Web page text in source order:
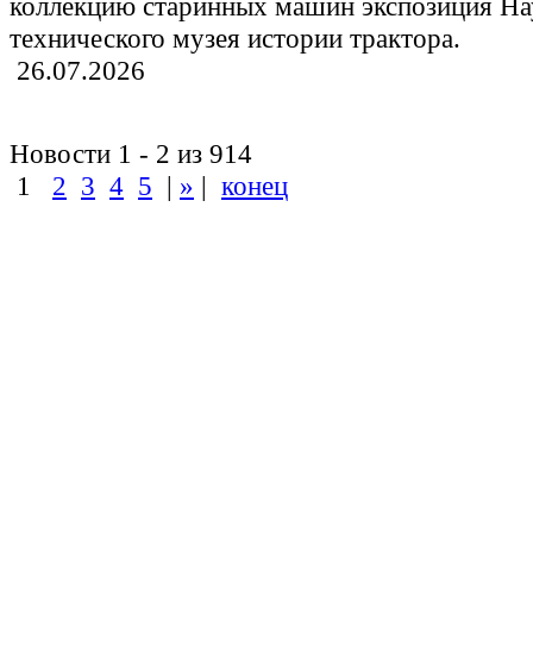
технического музея истории трактора.
26.07.2026
Новости 1 - 2 из 914
1
2 3 4 5 | » | конец